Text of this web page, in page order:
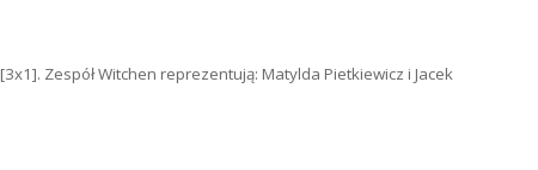
Zespół Witchen reprezentują: Matylda Pietkiewicz i Jacek